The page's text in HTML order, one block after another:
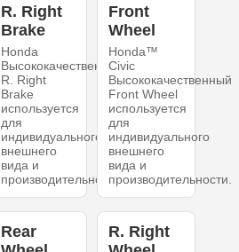
R. Right
Brake
Honda
Высококачественный
R. Right
Brake
используется
для
индивидуального
внешнего
вида и
производительности.
Front
Wheel
Honda™
Civic
Высококачественный
Front Wheel
используется
для
индивидуального
внешнего
вида и
производительности.
Rear
R. Right